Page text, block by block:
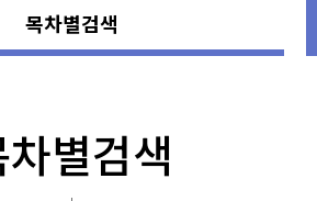
목차별검색
별검색